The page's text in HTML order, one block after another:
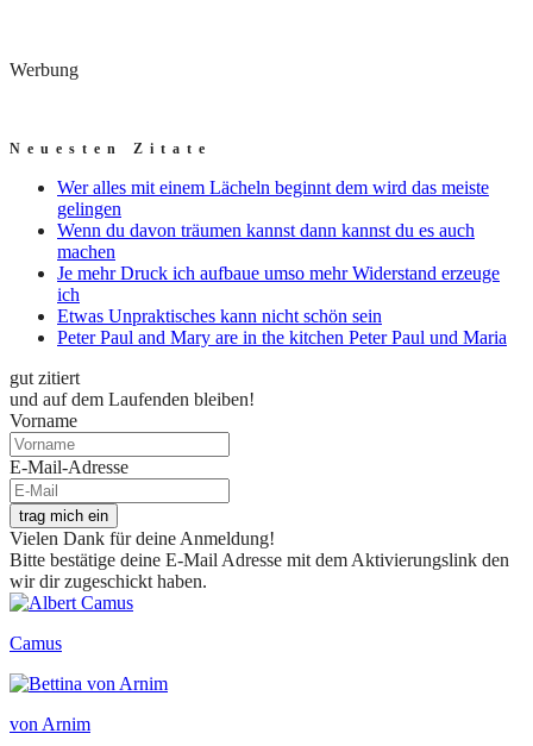
Werbung
Neuesten Zitate
Wer alles mit einem Lächeln beginnt dem wird das meiste
gelingen
Wenn du davon träumen kannst dann kannst du es auch
machen
Je mehr Druck ich aufbaue umso mehr Widerstand erzeuge
ich
Etwas Unpraktisches kann nicht schön sein
Peter Paul and Mary are in the kitchen Peter Paul und Maria
gut zitiert
und auf dem Laufenden bleiben!
Vorname
E-Mail-Adresse
trag mich ein
Vielen Dank für deine Anmeldung!
Bitte bestätige deine E-Mail Adresse mit dem Aktivierungslink den
wir dir zugeschickt haben.
Camus
von Arnim